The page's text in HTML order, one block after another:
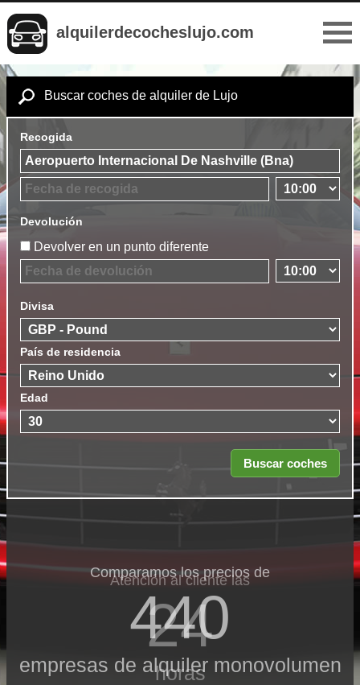
alquilerdecocheslujo.com
Buscar coches de alquiler de Lujo
Recogida
Devolución
Devolver en un punto diferente
Divisa
País de residencia
Edad
Comparamos los precios de
440
empresas de alquiler monovolumen
Atención al cliente las
24
horas